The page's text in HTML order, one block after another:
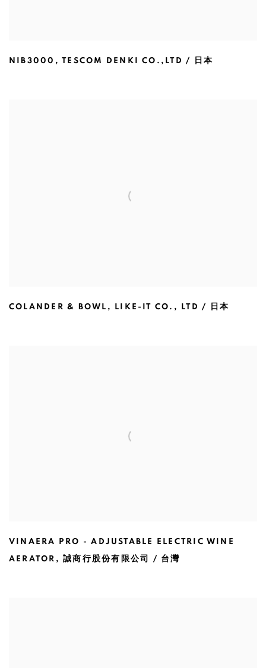
NIB3000 ,TESCOM DENKI CO.,LTD / 日本
COLANDER & BOWL , LIKE-IT CO. , LTD / 日本
VINAERA PRO - ADJUSTABLE ELECTRIC WINE
AERATOR ,誠商行股份有限公司 / 台灣